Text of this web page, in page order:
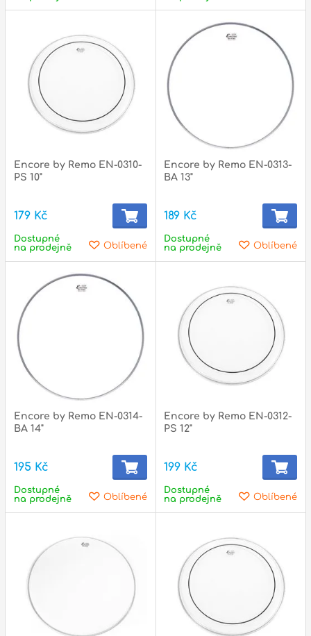
Encore by Remo EN-0310-
PS 10"
179 Kč
Oblíbené
Dostupné
na prodejně
Encore by Remo EN-0313-
BA 13"
189 Kč
Oblíbené
Dostupné
na prodejně
Encore by Remo EN-0314-
BA 14"
195 Kč
Oblíbené
Dostupné
na prodejně
Encore by Remo EN-0312-
PS 12"
199 Kč
Oblíbené
Dostupné
na prodejně